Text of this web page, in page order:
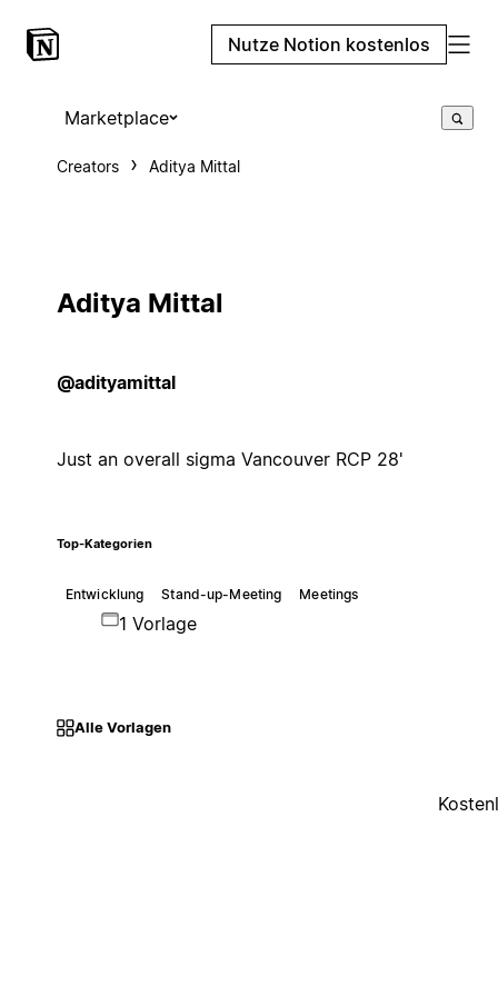
Nutze Notion kostenlos
Marketplace
Creators Aditya Mittal
Aditya Mittal
@adityamittal
Just an overall sigma Vancouver RCP 28'
Top-Kategorien
Entwicklung Stand-up-Meeting Meetings
1 Vorlage
Alle Vorlagen